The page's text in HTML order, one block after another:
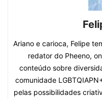
Ariano e carioca, Felipe
redator do Pheeno,
conteúdo sobre
comunidade
pelas possibilidades